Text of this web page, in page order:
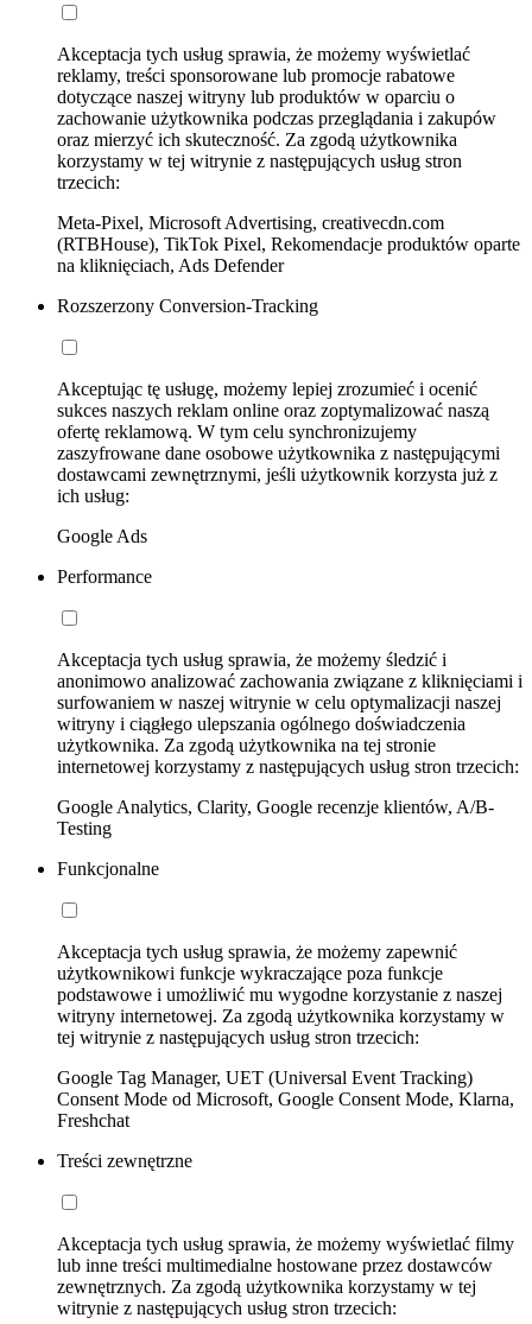
Akceptacja tych usług sprawia, że możemy wyświetlać
reklamy, treści sponsorowane lub promocje rabatowe
dotyczące naszej witryny lub produktów w oparciu o
zachowanie użytkownika podczas przeglądania i zakupów
oraz mierzyć ich skuteczność. Za zgodą użytkownika
korzystamy w tej witrynie z następujących usług stron
trzecich:
Meta-Pixel, Microsoft Advertising, creativecdn.com
(RTBHouse), TikTok Pixel, Rekomendacje produktów oparte
na kliknięciach, Ads Defender
Rozszerzony Conversion-Tracking
Akceptując tę usługę, możemy lepiej zrozumieć i ocenić
sukces naszych reklam online oraz zoptymalizować naszą
ofertę reklamową. W tym celu synchronizujemy
zaszyfrowane dane osobowe użytkownika z następującymi
dostawcami zewnętrznymi, jeśli użytkownik korzysta już z
ich usług:
Google Ads
Performance
Akceptacja tych usług sprawia, że możemy śledzić i
anonimowo analizować zachowania związane z kliknięciami i
surfowaniem w naszej witrynie w celu optymalizacji naszej
witryny i ciągłego ulepszania ogólnego doświadczenia
użytkownika. Za zgodą użytkownika na tej stronie
internetowej korzystamy z następujących usług stron trzecich:
Google Analytics, Clarity, Google recenzje klientów, A/B-
Testing
Funkcjonalne
Akceptacja tych usług sprawia, że możemy zapewnić
użytkownikowi funkcje wykraczające poza funkcje
podstawowe i umożliwić mu wygodne korzystanie z naszej
witryny internetowej. Za zgodą użytkownika korzystamy w
tej witrynie z następujących usług stron trzecich:
Google Tag Manager, UET (Universal Event Tracking)
Consent Mode od Microsoft, Google Consent Mode, Klarna,
Freshchat
Treści zewnętrzne
Akceptacja tych usług sprawia, że możemy wyświetlać filmy
lub inne treści multimedialne hostowane przez dostawców
zewnętrznych. Za zgodą użytkownika korzystamy w tej
witrynie z następujących usług stron trzecich: